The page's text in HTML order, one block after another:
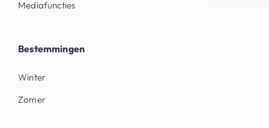
Mediafuncties
Bestemmingen
Winter
Zomer